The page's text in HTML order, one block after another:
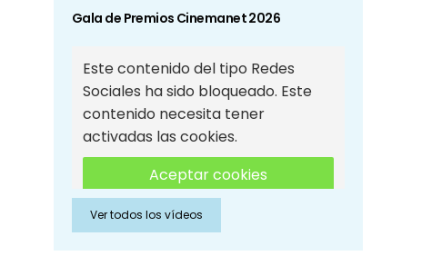
Gala de Premios Cinemanet 2026
Este contenido del tipo Redes
Sociales ha sido bloqueado. Este
contenido necesita tener
activadas las cookies.
Aceptar cookies
Aceptar cookies de Redes
Sociales
Ver todos los vídeos